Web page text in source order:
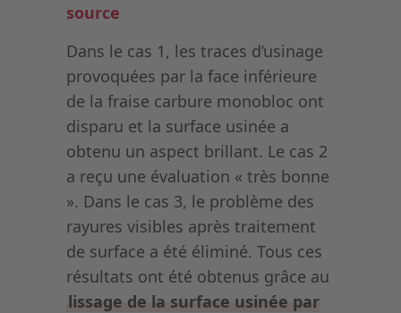
source
Dans le cas 1, les traces d’usinage
provoquées par la face inférieure
de la fraise carbure monobloc ont
disparu et la surface usinée a
obtenu un aspect brillant. Le cas 2
a reçu une évaluation « très bonne
». Dans le cas 3, le problème des
rayures visibles après traitement
de surface a été éliminé. Tous ces
résultats ont été obtenus grâce au
lissage de la surface usinée par